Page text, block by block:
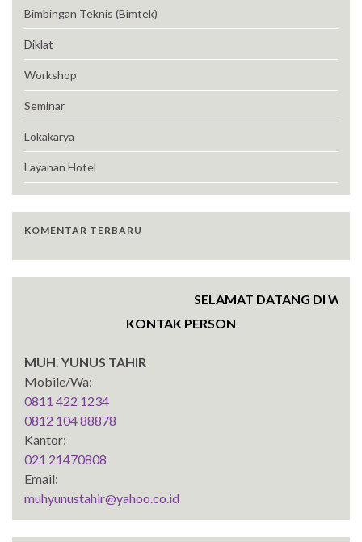
Bimbingan Teknis (Bimtek)
Diklat
Workshop
Seminar
Lokakarya
Layanan Hotel
KOMENTAR TERBARU
SELAMAT DATANG DI
KONTAK PERSON
MUH. YUNUS TAHIR
Mobile/Wa:
0811 422 1234
0812 104 88878
Kantor:
021 21470808
Email:
muhyunustahir@yahoo.co.id